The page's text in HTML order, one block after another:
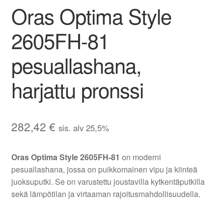
Oras Optima Style
2605FH-81
pesuallashana,
harjattu pronssi
282,42 € sis. alv 25,5%
Oras Optima Style 2605FH-81 on moderni
pesuallashana, jossa on puikkomainen vipu ja kiinteä
juoksuputki. Se on varustettu joustavilla kytkentäputkilla
sekä lämpötilan ja virtaaman rajoitusmahdollisuudella.